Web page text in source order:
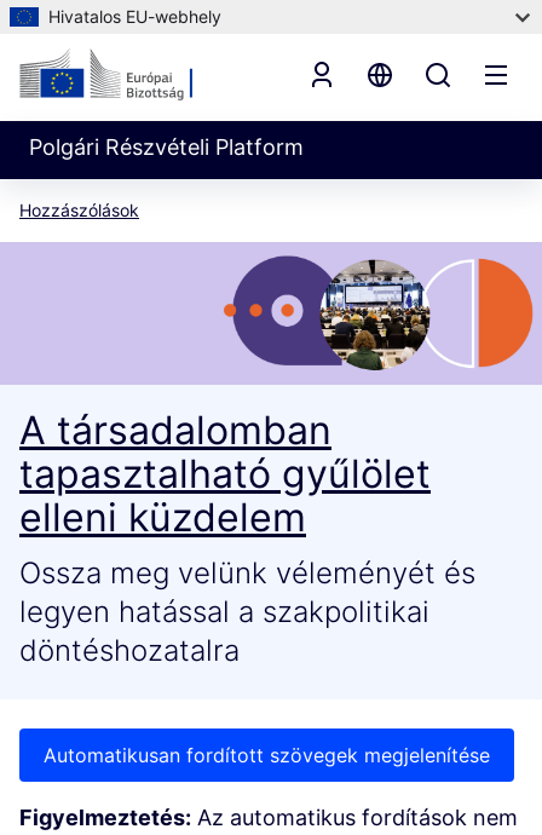
Hivatalos EU-webhely
Polgári Részvételi Platform
Hozzászólások
A társadalomban
tapasztalható gyűlölet
elleni küzdelem
Ossza meg velünk véleményét és
legyen hatással a szakpolitikai
döntéshozatalra
Automatikusan fordított szövegek megjelenítése
Figyelmeztetés: Az automatikus fordítások nem